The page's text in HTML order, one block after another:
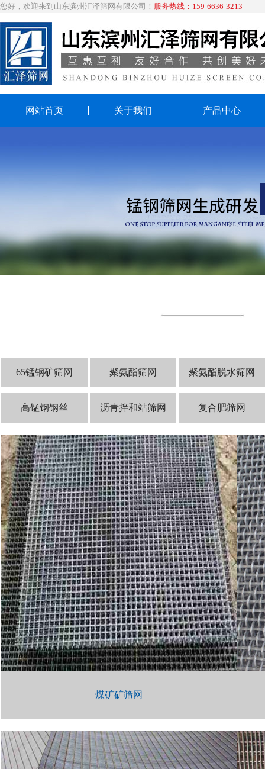
您好，欢迎来到山东滨州汇泽筛网有限公司！ 服务热线：159-6636-3213
网站首页 关于我们 产品中心
65锰钢矿筛网 聚氨酯筛网 聚氨酯脱水筛网
高锰钢钢丝 沥青拌和站筛网 复合肥筛网
煤矿矿筛网